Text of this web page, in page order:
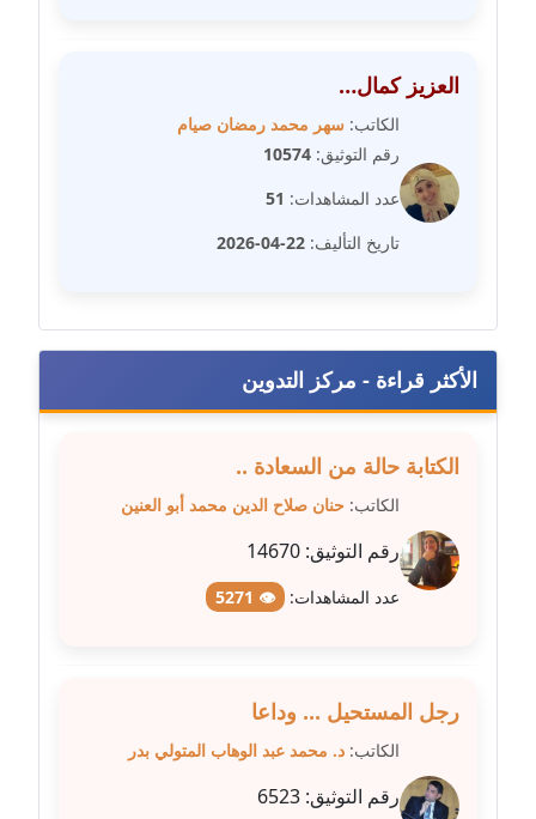
مدونة زينات مطاوع
مدونة زينب ابو الفضل
عاملة
مدونة زينب حمدي
مدونة سارة ابراهيم
عاملة
عاملة
عاملة
مدونة سالي علاء الدين
مدونة سامح رشاد
عاملة
مدونة سامح طلعت
العزيز كمال…
الكاتب: سهر محمد رمضان صيام
رقم التوثيق: 10574
عدد المشاهدات: 51
تاريخ التأليف: 22-04-2026
الأكثر قراءة - مركز التدوين
الكتابة حالة من السعادة ..
الكاتب: حنان صلاح الدين محمد أبو العنين
رقم التوثيق: 14670
عدد المشاهدات: 👁 5271
رجل المستحيل ... وداعا
الكاتب: د. محمد عبد الوهاب المتولي بدر
رقم التوثيق: 6523